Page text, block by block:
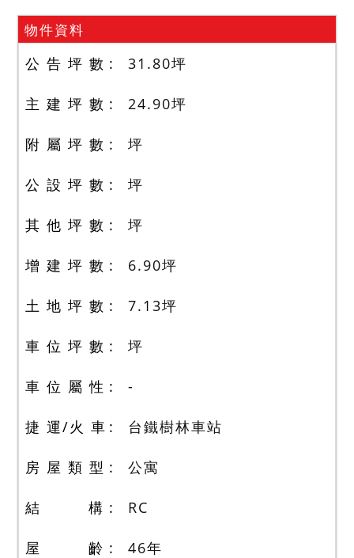
物件資料
公 告 坪 數 31.80坪
主 建 坪 數 24.90坪
附 屬 坪 數 坪
公 設 坪 數 坪
其 他 坪 數 坪
增 建 坪 數 6.90坪
土 地 坪 數 7.13坪
車 位 坪 數 坪
車 位 屬 性 -
捷 運/火 車 台鐵樹林車站
房 屋 類 型 公寓
結 構 RC
屋 齡 46年